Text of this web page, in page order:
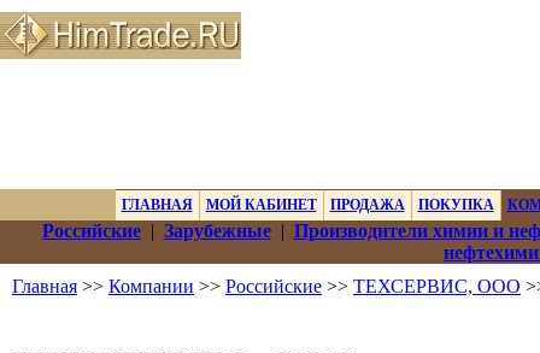
ГЛАВНАЯ МОЙ КАБИНЕТ ПРОДАЖА ПОКУПКА
Российские| Зарубежные| Производители химии и
Главная >> Компании >> Российские >> ТЕХСЕРВИС, ООО